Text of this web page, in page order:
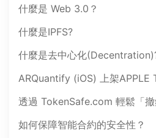
什麼是 Web 3.0？
什麼是IPFS?
什麼是去中心化
ARQuantify (iOS) 上架APPLE
透過 TokenSafe.com 輕鬆「撤
如何保障智能合約的安全性？